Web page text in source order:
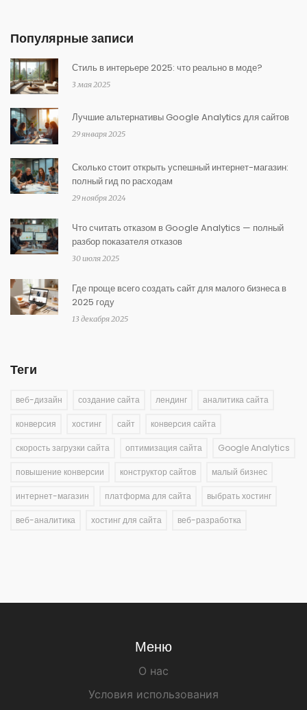
Популярные записи
Стиль в интерьере 2025: что реально в моде?
3 мая 2025
Лучшие альтернативы Google Analytics для сайтов
29 января 2025
Сколько стоит открыть успешный интернет-магазин:
полный гид по расходам
29 ноября 2024
Что считать отказом в Google Analytics — полный
разбор показателя отказов
30 июля 2025
Где проще всего создать сайт для малого бизнеса в
2025 году
13 декабря 2025
Теги
веб-дизайн создание сайта лендинг аналитика сайта
конверсия хостинг сайт конверсия сайта
скорость загрузки сайта оптимизация сайта Google Analytics
повышение конверсии конструктор сайтов малый бизнес
интернет-магазин платформа для сайта выбрать хостинг
веб-аналитика хостинг для сайта веб-разработка
Меню
О нас
Условия использования